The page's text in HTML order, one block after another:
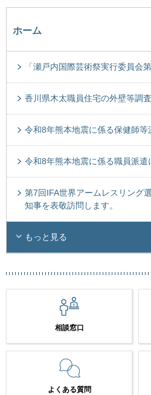
ホーム
「瀬戸内国際芸術祭実行委員会
香川県木太職員住宅の外壁等調
令和8年熊本地震に係る保健師等
令和8年熊本地震に係る職員派遣
第7回IFA世界アームレスリング
知事を表敬訪問します。
もっと見る
相談窓口
よくある質問